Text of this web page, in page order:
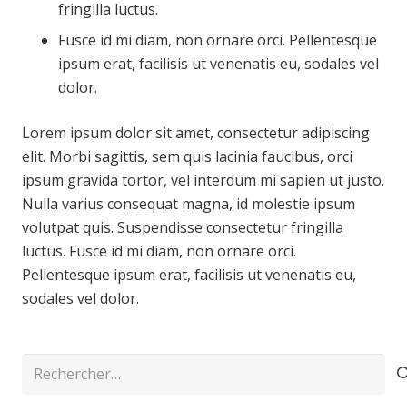
fringilla luctus.
Fusce id mi diam, non ornare orci. Pellentesque
ipsum erat, facilisis ut venenatis eu, sodales vel
dolor.
Lorem ipsum dolor sit amet, consectetur adipiscing
elit. Morbi sagittis, sem quis lacinia faucibus, orci
ipsum gravida tortor, vel interdum mi sapien ut justo.
Nulla varius consequat magna, id molestie ipsum
volutpat quis. Suspendisse consectetur fringilla
luctus. Fusce id mi diam, non ornare orci.
Pellentesque ipsum erat, facilisis ut venenatis eu,
sodales vel dolor.
Rechercher :